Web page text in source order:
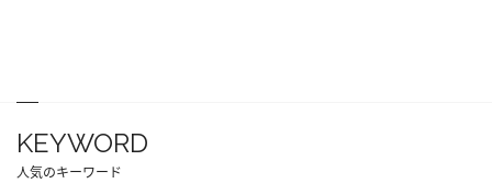
KEYWORD
人気のキーワード